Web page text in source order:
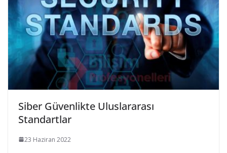
Siber Güvenlikte Uluslararası
Standartlar
23 Haziran 2022